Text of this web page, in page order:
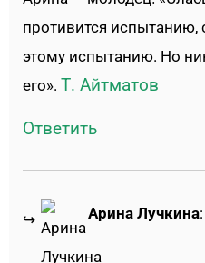
противится испытанию,
этому испытанию. Но
его». Т. Айтматов
Ответить
Арина Лучкина: